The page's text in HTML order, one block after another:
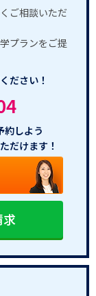
ご相談いただ
プランをご提
ださい！
しよう
だけます！